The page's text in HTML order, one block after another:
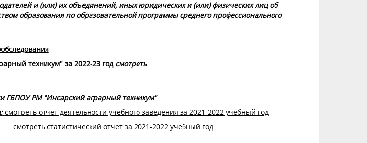
и (или) их объединений, иных юридических и (или) физических лиц об
образования по образовательной программы среднего профессионального
техникум" за 2022-23 год смотреть
ГБПОУ РМ "Инсарский аграрный техникум"
смотреть отчет деятельности учебного заведения за 2021-2022 учебный год
смотреть статистический отчет за 2021-2022 учебный год